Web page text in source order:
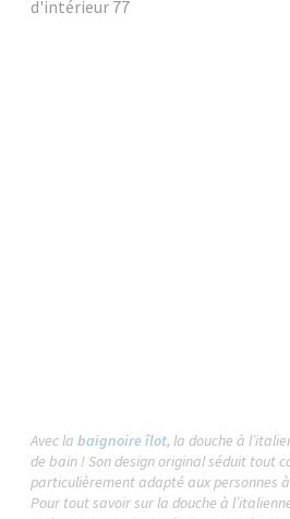
Avec labaignoire îlot, la douche à
de bain ! Son design original séduit tout
particulièrement adapté aux personnes
Pour tout savoir sur la douche à